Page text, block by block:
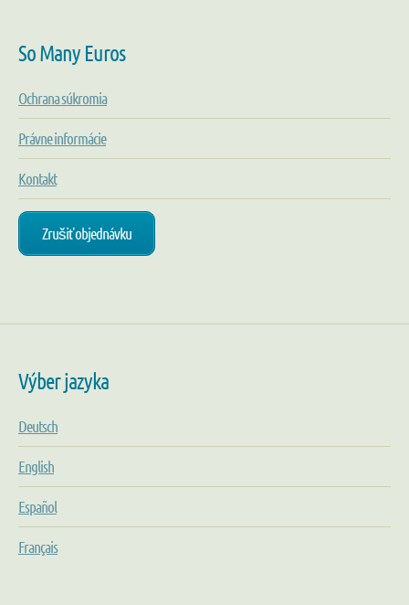
So Many Euros
Ochrana súkromia
Právne informácie
Kontakt
Zrušiť objednávku
Výber jazyka
Deutsch
English
Español
Français